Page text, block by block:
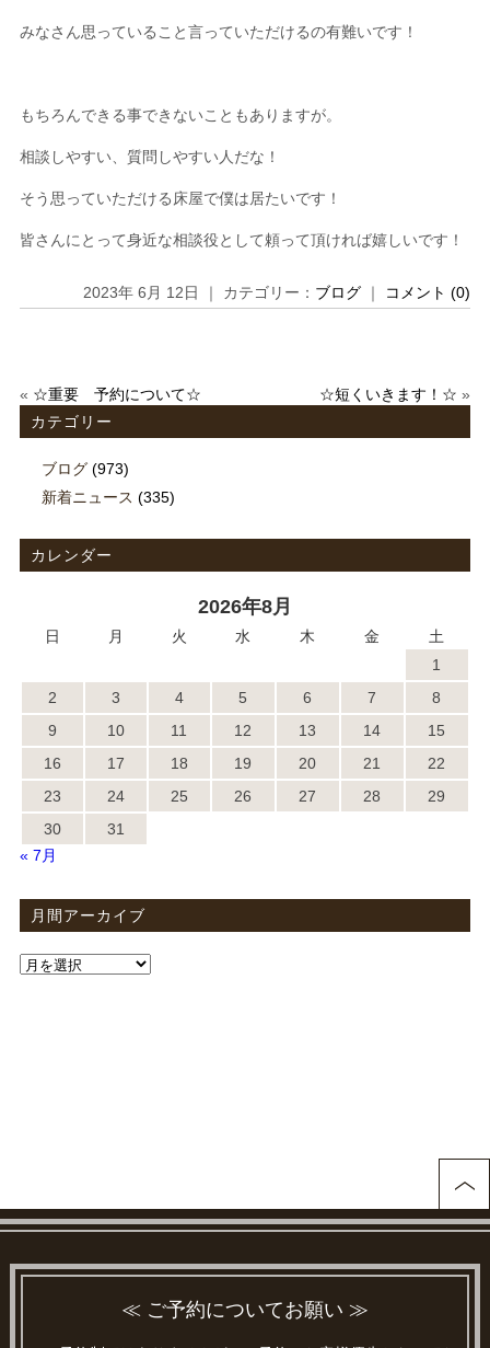
みなさん思っていること言っていただけるの有難いです！
もちろんできる事できないこともありますが。
相談しやすい、質問しやすい人だな！
そう思っていただける床屋で僕は居たいです！
皆さんにとって身近な相談役として頼って頂ければ嬉しいです！
2023年 6月 12日 ｜ カテゴリー： ブログ ｜ コメント (0)
« ☆重要 予約について☆ ☆短くいきます！☆ »
カテゴリー
ブログ(973)
新着ニュース (335)
カレンダー
2026年8月
日 月 火 水 木 金
土
1
2
3 4 5 6 7
8
9
10 11 12 13 14
15
16
17 18 19 20 21
22
23
24 25 26 27 28
29
30
31
« 7月
月間アーカイブ
≪ ご予約についてお願い ≫